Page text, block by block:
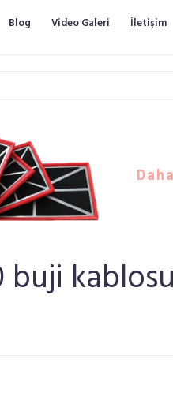
Blog Video Galeri İletişim
buji kablosu